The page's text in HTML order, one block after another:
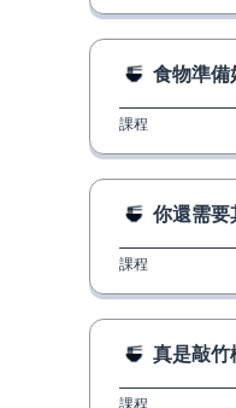
食物準備
課程
你還需要
課程
真是敲竹
課程